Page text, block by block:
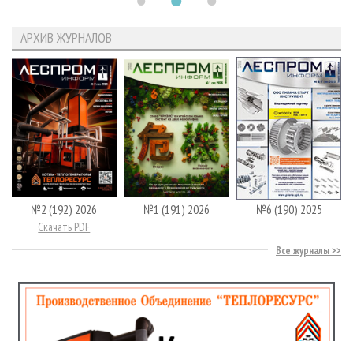
АРХИВ ЖУРНАЛОВ
№2 (192) 2026
Скачать PDF
№1 (191) 2026 №6 (190) 2025
Все журналы